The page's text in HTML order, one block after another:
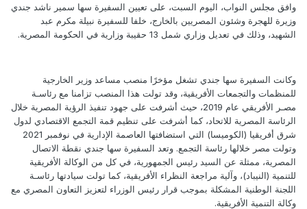
وافق مجلس النواب، اليوم السبت، على تعيين السفيرة سها سمير ناشد جندي
وزيرة للهجرة وشئون المصريين بالخارج، خلفا للسفيرة نبيلة مكرم عبد
الشهيد، وذلك في تعديل وزاري شمل 13 حقيبة وزارية في الحكومة المصرية.
وكانت السفيرة سها جندي تشغل مؤخرًا منصب مساعد وزير الخارجية
للمنظمات والتجمعات الأفريقية، وقد تولت هذا المنصب تزامنا مع رئاسـة
مصـر الأفريقي عام 2019، حيث أشرفت على جهود تنفيذ الرؤية المصرية خلال
الرئاسة المصرية للاتحاد، كما أشرفت على تنظيم قمة التجمع الاقتصادي لدول
شرق أفريقيا (الكوميسا) التي استضافتها العاصمة الإدارية في نوفمبر 2021
وتولت مصر خلالها رئاسة التجمع. وتعد السفيرة سها جندي نقطة الاتصال
المصرية، ممثلة عن السيد رئيس الجمهورية، في كل من الوكالة الأفريقية
للتنمية (النيباد)، وآلية مراجعة النظراء الأفريقية، كما تولت سيادتها رئاسـة
اللجنة الوطنية المشكلة بموجب قرار رئيس الوزراء لتعزيز التعاون المصري مع
وكالة التنمية الأفريقية.